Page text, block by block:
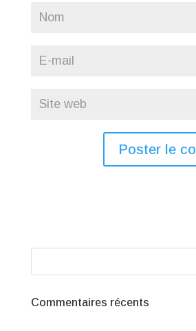
Commentaires récents